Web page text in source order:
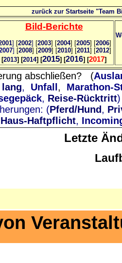
zurück zur Startseite "Team
Bild-Berichte
] [2002] [2003] [2004] [2005] [2006]
] [2008] [2009] [2010] [2011] [2012]
[2013] [2014] [2015] [2016] [2017]
abschließen? (
, Unfall ,
Marathon-
, Reise-Rücktritt
(Pferd/Hund,
Haus-Haftpflicht,
Letzte